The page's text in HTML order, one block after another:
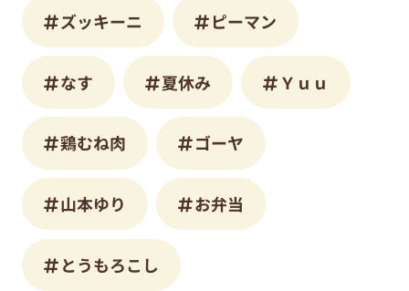
ズッキーニ ピーマン
なす 夏休み Ｙｕｕ
鶏むね肉 ゴーヤ
山本ゆり お弁当
とうもろこし